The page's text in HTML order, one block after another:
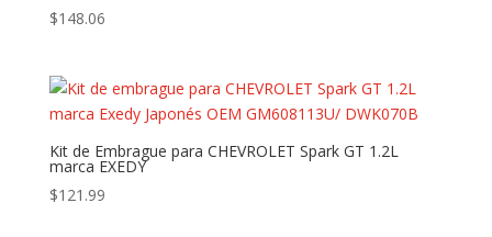
$148.06
Kit de Embrague para CHEVROLET Spark GT 1.2L
marca EXEDY
$121.99